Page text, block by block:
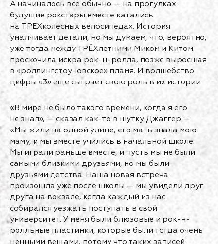
А начиналось всё обычно — на прогулках
будущие рокстары вместе катались
на ТРЁХколесных велосипедах. История
умалчивает детали, но мы думаем, что, вероятно,
уже тогда между ТРЁХлетними Миком и Китом
проскочила искра рок-н-ролла, позже выросшая
в «роллингстоуновское» пламя. И волшебство
цифры «3» еще сыграет свою роль в их истории.
«В мире не было такого времени, когда я его
не знал», — сказал как-то в шутку Джаггер —
«Мы жили на одной улице, его мать знала мою
маму, и мы вместе учились в начальной школе.
Мы играли раньше вместе, и пусть мы не были
самыми близкими друзьями, но мы были
друзьями детства. Наша новая встреча
произошла уже после школы — мы увидели друг
друга на вокзале, когда каждый из нас
собирался уезжать поступать в свой
университет. У меня были блюзовые и рок-н-
ролльные пластинки, которые были тогда очень
ценными вещами, потому что таких записей